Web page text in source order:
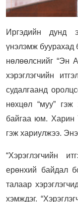
Иргэдийн дунд
үнэлэмж буурахад
нөлөөлснийг “Эн
хэрэглэгчийн
судалгаанд
нөхцөл “муу” гэж
байгаа юм. Харин
гэж хариулжээ.
“Хэрэглэгчийн
ерөнхий байдал
талаар
хэмждэг.